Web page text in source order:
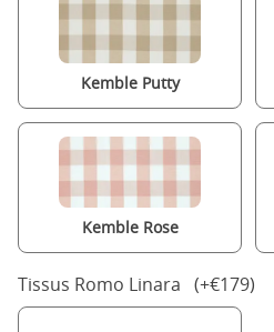
Kemble Putty
Kemble Rose
Tissus Romo Linara (+€179)